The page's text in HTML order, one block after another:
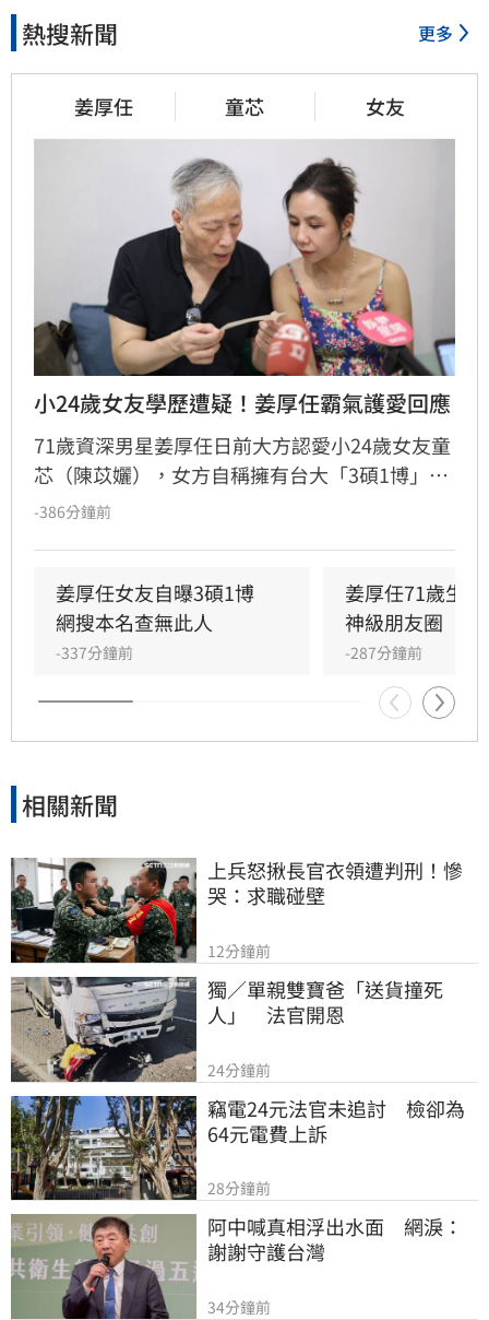
熱搜新聞 更多
姜厚任 童芯 女友
小24歲女友學歷遭疑！姜厚任霸氣護愛回應
71歲資深男星姜厚任日前大方認愛小24歲女友童
芯（陳苡孋），女方自稱擁有台大「3碩1博」高
學歷且智商146，引發網友高度關注。然而，有
更有網友爆料其過去經歷與改名等爭議。面對外
界對女友背景的連番檢視與熱議，姜厚任受訪時
直言，這段感情本是浪漫的愛情片，不希望演變
成偵探片，強調無論對方背景如何都堅定相愛，
並表示涉及個人隱私與法律問題，後續將不再針
對相關傳聞做出任何回應。
-386分鐘前
姜厚任女友自曝3碩1博
網搜本名查無此人
-337分鐘前
姜厚任71歲生
神級朋友圈
-287分鐘前
相關新聞
上兵怒揪長官衣領遭判刑！慘
哭：求職碰壁
12分鐘前
獨／單親雙寶爸「送貨撞死
人」　法官開恩
24分鐘前
竊電24元法官未追討　檢卻為
64元電費上訴
28分鐘前
阿中喊真相浮出水面　網淚：
謝謝守護台灣
34分鐘前